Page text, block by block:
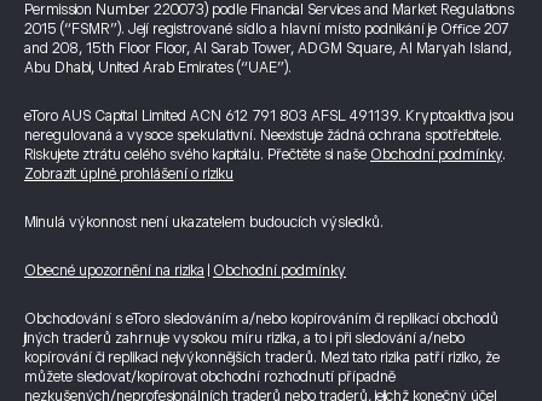
Permission Number 220073) podle Financial Services and Market Regulations
2015 (“FSMR”). Její registrované sídlo a hlavní místo podnikání je Office 207
and 208, 15th Floor Floor, Al Sarab Tower, ADGM Square, Al Maryah Island,
Abu Dhabi, United Arab Emirates (“UAE”).
eToro AUS Capital Limited ACN 612 791 803 AFSL 491139. Kryptoaktiva jsou
neregulovaná a vysoce spekulativní. Neexistuje žádná ochrana spotřebitele.
Riskujete ztrátu celého svého kapitálu. Přečtěte si naše Obchodní podmínky.
Zobrazit úplné prohlášení o riziku
Minulá výkonnost není ukazatelem budoucích výsledků.
Obecné upozornění na rizika Obchodní podmínky
Obchodování s eToro sledováním a/nebo kopírováním či replikací obchodů
jiných traderů zahrnuje vysokou míru rizika, a to i při sledování a/nebo
kopírování či replikaci nejvýkonnějších traderů. Mezi tato rizika patří riziko, že
můžete sledovat/kopírovat obchodní rozhodnutí případně
nezkušených/neprofesionálních traderů nebo traderů, jejichž konečný účel